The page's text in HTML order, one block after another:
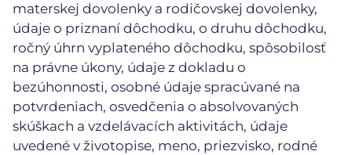
materskej dovolenky a rodičovskej dovolenky,
údaje o priznaní dôchodku, o druhu dôchodku,
ročný úhrn vyplateného dôchodku, spôsobilosť
na právne úkony, údaje z dokladu o
bezúhonnosti, osobné údaje spracúvané na
potvrdeniach, osvedčenia o absolvovaných
skúškach a vzdelávacích aktivitách, údaje
uvedené v životopise, meno, priezvisko, rodné